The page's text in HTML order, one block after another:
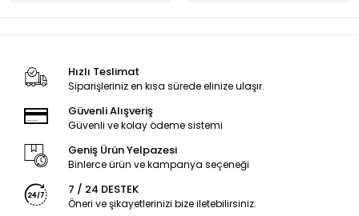
Hızlı Teslimat
Siparişleriniz en kısa sürede elinize ulaşır.
Güvenli Alışveriş
Güvenli ve kolay ödeme sistemi
Geniş Ürün Yelpazesi
Binlerce ürün ve kampanya seçeneği
7 / 24 DESTEK
Öneri ve şikayetlerinizi bize iletebilirsiniz.